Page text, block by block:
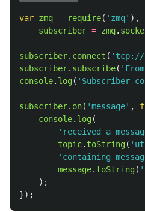
var zmq = require( ' zmq' ),
subscriber = zmq.
subscriber. connect ( ' tcp://
subscriber. subscribe( '
console. log( ' Subscriber
subscriber. on( 'message' ,
console. log(
' received a
topic. toString( '
' containing
message. toString( '
);
});